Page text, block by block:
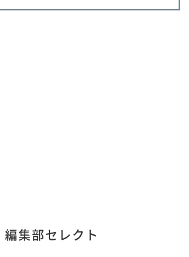
編集部セレクト